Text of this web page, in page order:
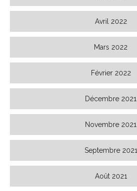
Avril 2022
Mars 2022
Février 2022
Décembre 2021
Novembre 2021
Septembre 2021
Août 2021